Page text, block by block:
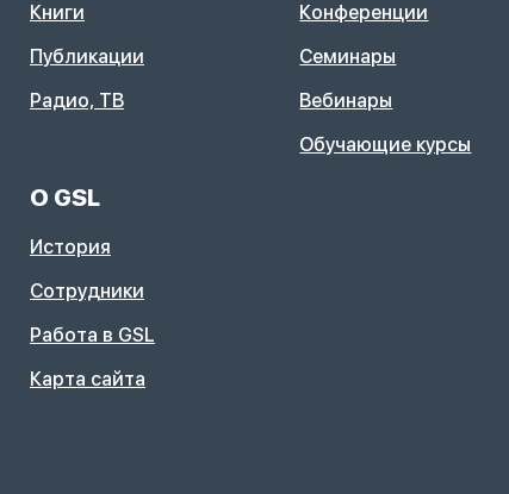
О GSL
История
Сотрудники
Работа в GSL
Карта сайта
Книги
Публикации
Радио, ТВ
Конференции
Семинары
Вебинары
Обучающие курсы